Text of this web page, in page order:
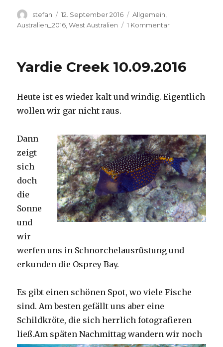
Autor
stefan
Veröffentlicht
am
12. September 2016 Kategorien
Allgemein
Australien_2016 ,West Australien 1 Kommentarzu
Yardie Creek 10.09.2016
Heute ist es wieder kalt und windig. Eigentlich
wollen wir gar nicht raus.
Dann
zeigt
sich
doch
die
Sonne
und
wir
werfen uns in Schnorchelausrüstung und
erkunden die Osprey Bay.
Es gibt einen schönen Spot, wo viele Fische
sind. Am besten gefällt uns aber eine
Schildkröte, die sich herrlich fotografieren
ließ.Am späten Nachmittag wandern wir noch